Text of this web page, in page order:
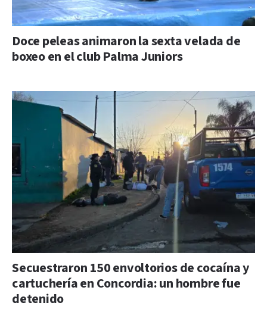
Doce peleas animaron la sexta velada de
boxeo en el club Palma Juniors
Secuestraron 150 envoltorios de cocaína y
cartuchería en Concordia: un hombre fue
detenido